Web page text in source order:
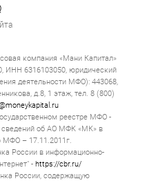
Выдача полностью всей
Но за эту
плата.
ситуацию. Если
— оформляйте
через 14 д. Если вам
цеха —
в Ижевске
разделить на три
компания «Мани Капитал»
6316103050, юридический
деятельности МФО): 443068,
д.8, 1 этаж, тел. 8 (800)
реестре МФО -
сведений об АО МФК «МК» в
МФО – 17.11.2011г.
России в информационно-
- https://cbr.ru/
России, содержащую